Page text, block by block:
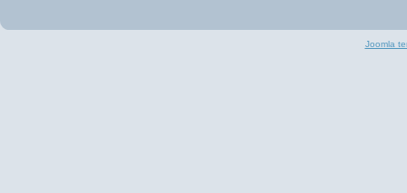
Joomla